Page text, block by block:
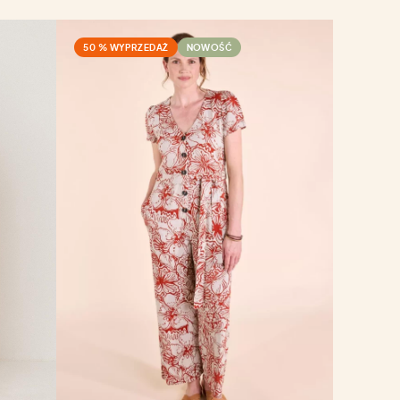
50 % WYPRZEDAŻ NOWOŚĆ